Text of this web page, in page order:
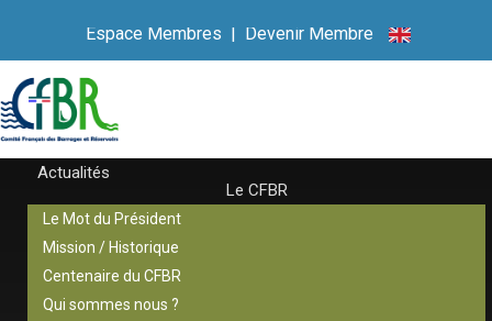
Espace Membres | Devenir Membre
Actualités
Le CFBR
Le Mot du Président
Mission / Historique
Centenaire du CFBR
Qui sommes nous ?